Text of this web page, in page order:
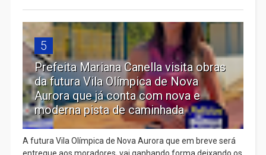
5
Prefeita Mariana Canella visita obras
da futura Vila Olímpica de Nova
Aurora que já conta com nova e
moderna pista de caminhada
A futura Vila Olímpica de Nova Aurora que em breve será
entregue aos moradores, vai ganhando forma deixando os